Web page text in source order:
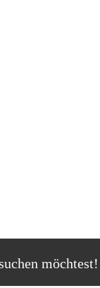
möchtest!